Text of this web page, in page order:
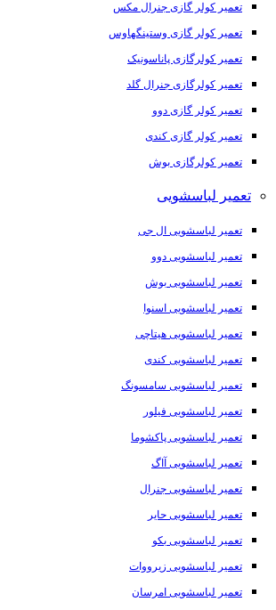
تعمیر کولر گازی جنرال مکس
تعمیر کولر گازی وستینگهاوس
تعمیر کولرگازی پاناسونیک
تعمیر کولرگازی جنرال گلد
تعمیر کولر گازی دوو
تعمیر کولر گازی کندی
تعمیر کولرگازی بوش
تعمیر لباسشویی
تعمیر لباسشویی ال جی
تعمیر لباسشویی دوو
تعمیر لباسشویی بوش
تعمیر لباسشویی اسنوا
تعمیر لباسشویی هیتاچی
تعمیر لباسشویی کندی
تعمیر لباسشویی سامسونگ
تعمیر لباسشویی فیلور
تعمیر لباسشویی پاکشوما
تعمیر لباسشویی آاگ
تعمیر لباسشویی جنرال
تعمیر لباسشویی حایر
تعمیر لباسشویی بکو
تعمیر لباسشویی زیرووات
تعمیر لباسشویی امرسان